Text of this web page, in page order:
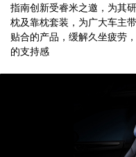
指南创新受睿米之邀，为其
枕及靠枕套装，为广大车主
贴合的产品，缓解久坐疲劳
的支持感